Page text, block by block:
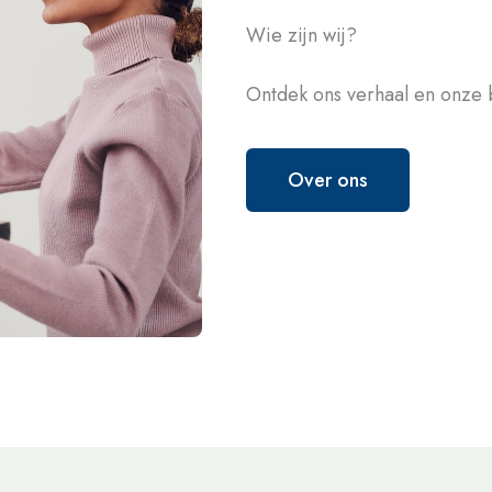
Wie zijn wij?
Ontdek ons verhaal en onze
Over ons